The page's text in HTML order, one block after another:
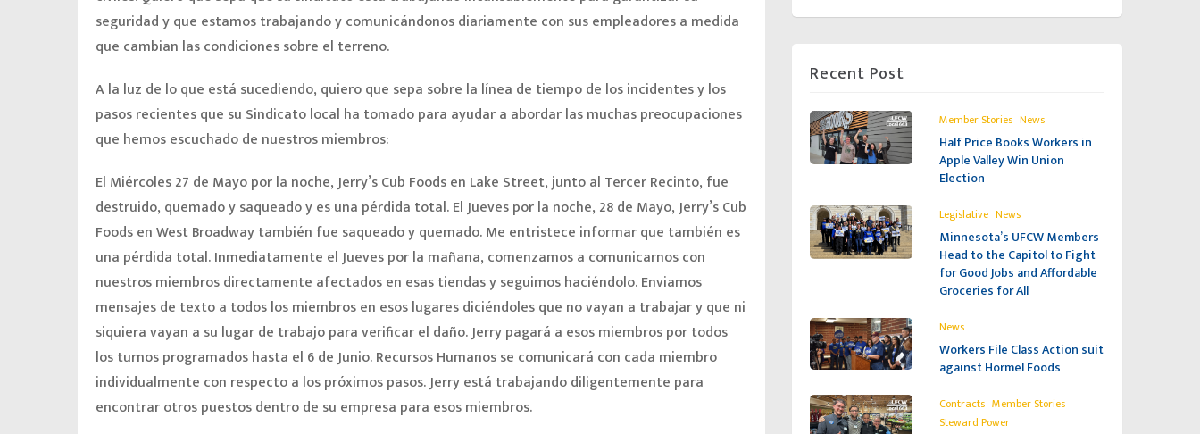
seguridad y que estamos trabajando y comunicándonos diariamente con sus empleadores a medida
que cambian las condiciones sobre el terreno.
A la luz de lo que está sucediendo, quiero que sepa sobre la línea de tiempo de los incidentes y los
pasos recientes que su Sindicato local ha tomado para ayudar a abordar las muchas preocupaciones
que hemos escuchado de nuestros miembros:
El Miércoles 27 de Mayo por la noche, Jerry’s Cub Foods en Lake Street, junto al Tercer Recinto, fue
destruido, quemado y saqueado y es una pérdida total. El Jueves por la noche, 28 de Mayo, Jerry’s Cub
Foods en West Broadway también fue saqueado y quemado. Me entristece informar que también es
una pérdida total. Inmediatamente el Jueves por la mañana, comenzamos a comunicarnos con
nuestros miembros directamente afectados en esas tiendas y seguimos haciéndolo. Enviamos
mensajes de texto a todos los miembros en esos lugares diciéndoles que no vayan a trabajar y que ni
siquiera vayan a su lugar de trabajo para verificar el daño. Jerry pagará a esos miembros por todos
los turnos programados hasta el 6 de Junio. Recursos Humanos se comunicará con cada miembro
individualmente con respecto a los próximos pasos. Jerry está trabajando diligentemente para
encontrar otros puestos dentro de su empresa para esos miembros.
Recent Post
Member Stories ,News
Half Price Books Workers in
Apple Valley Win Union
Election
Legislative ,News
Minnesota’s UFCW Members
Head to the Capitol to Fight
for Good Jobs and Affordable
Groceries for All
News
Workers File Class Action suit
against Hormel Foods
Contracts ,Member Stories
Steward Power